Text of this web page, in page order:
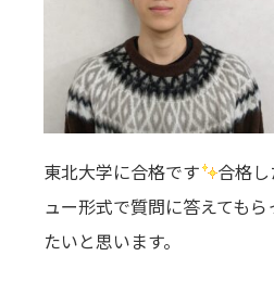
東北大学に合格です
合格
ュー形式で質問に答えても
たいと思います。